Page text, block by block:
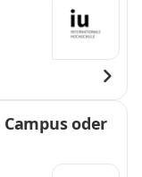
Campus oder